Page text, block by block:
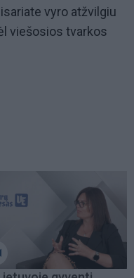
vyro atžvilgiu
viešosios tvarkos